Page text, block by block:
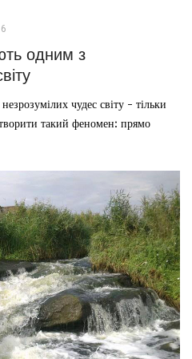
одним з
чудес світу - тільки
такий феномен: прямо